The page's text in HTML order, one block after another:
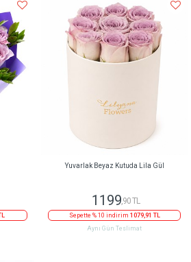
Yuvarlak Beyaz Kutuda Lila Gül
1199,90 TL
Sepette % 10 indirim 1079,91 TL
Aynı Gün Teslimat